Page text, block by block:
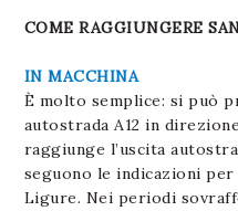
COME RAGGIUNGERE
IN MACCHINA
È molto semplice: si può
autostrada A12 in
raggiunge l’uscita
seguono le indicazioni
Ligure. Nei periodi